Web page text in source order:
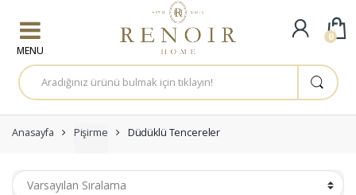
A
r
a
a
:
Anasayfa Pişirme Düdüklü Tencereler
0